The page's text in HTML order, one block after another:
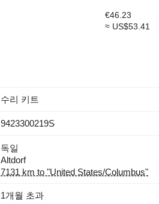
€46.23
≈ US$53.41
수리 키트
9423300219S
독일
Altdorf
7131 km to "United States/Columbus"
1개월 초과